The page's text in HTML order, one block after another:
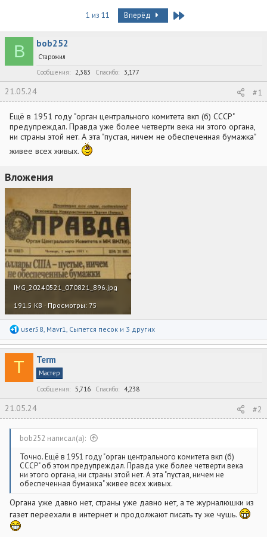
м
ы
а
л
а
1 из 11 Вперёд Last
B bob252
Старожил
Сообщения
2,383 Спасибо 3,177
21.05.24 #1
Ещё в 1951 году "орган центрального комитета вкп (б) СССР"
предупреждал. Правда уже более четверти века ни этого органа,
ни страны этой нет. А эта "пустая, ничем не обеспеченная бумажка"
живее всех живых.
Вложения
IMG_20240521_070821_896.jpg
191.5 KB · Просмотры: 75
Р
а
к
ц
user58 Mavr1 Сыпется песок и 3 других
T Term
Мастер
Сообщения
5,716 Спасибо 4,238
21.05.24 #2
bob252 написал(а):
Точно. Ещё в 1951 году "орган центрального комитета вкп (б)
СССР" об этом предупреждал. Правда уже более четверти века
ни этого органа, ни страны этой нет. А эта "пустая, ничем не
обеспеченная бумажка" живее всех живых.
Органа уже давно нет, страны уже давно нет, а те журналюшки из
газет переехали в интернет и продолжают писать ту же чушь.